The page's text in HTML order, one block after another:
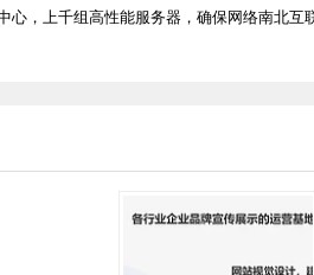
，上千组高性能服务器，确保网络南北互